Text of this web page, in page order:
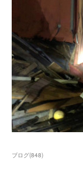
ブログ(848)